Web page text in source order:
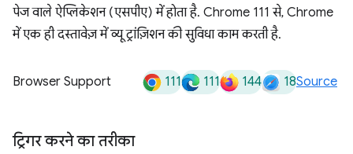
पेज वाले ऐप्लिकेशन (एसपीए) में होता है. Chrome 111 से, Chrome
में एक ही दस्तावेज़ में व्यू ट्रांज़िशन की सुविधा काम करती है.
Browser Support 111 111 144 18Source
ट्रिगर करने का तरीका